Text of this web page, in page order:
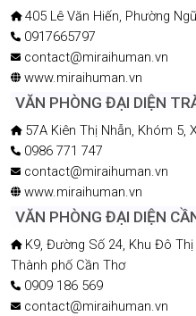
405 Lê Văn Hiến, Phường
0917665797
contact@miraihuman.vn
www.miraihuman.vn
VĂN PHÒNG ĐẠI DIỆN
57A Kiên Thị Nhẫn, Khóm 5,
0986 771 747
contact@miraihuman.vn
www.miraihuman.vn
VĂN PHÒNG ĐẠI DIỆN
K9, Đường Số 24, Khu Đô Thị
Thành phố Cần Thơ
0909 186 569
contact@miraihuman.vn